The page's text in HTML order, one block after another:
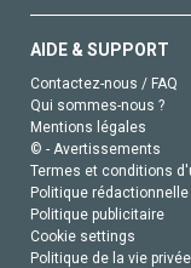
AIDE & SUPPORT
Contactez-nous / FAQ
Qui sommes-nous ?
Mentions légales
© - Avertissements
Termes et conditions
Politique rédactionnelle
Politique publicitaire
Cookie settings
Politique de la vie privée